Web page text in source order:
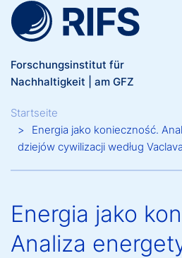
Direkt zum Inhalt
Forschungsinstitut für
Nachhaltigkeit | am GFZ
Breadcrumb
Startseite
Energia jako konieczność.
dziejów cywilizacji według
Energia jako
Analiza